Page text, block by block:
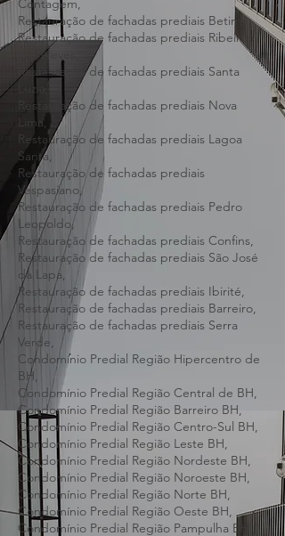
Restauração de fachadas prediais
Contagem,
Restauração de fachadas prediais Betim,
Restauração de fachadas prediais Ribeirão
das Neves,
Restauração de fachadas prediais Santa
Luzia,
Restauração de fachadas prediais Nova
Lima,
Restauração de fachadas prediais Lagoa
Santa,
Restauração de fachadas prediais
Vespasiano,
Restauração de fachadas prediais Pedro
Leopoldo,
Restauração de fachadas prediais Confins,
Restauração de fachadas prediais São José
da Lapa,
Restauração de fachadas prediais Ibirité,
Restauração de fachadas prediais Barreiro,
Restauração de fachadas prediais Serra
Verde,
Condomínio Predial Região Hipercentro de
BH,
Condomínio Predial Região Central de BH,
Condomínio Predial Região Barreiro BH,
Condomínio Predial Região Centro-Sul BH,
Condomínio Predial Região Leste BH,
Condomínio Predial Região Nordeste BH,
Condomínio Predial Região Noroeste BH,
Condomínio Predial Região Norte BH,